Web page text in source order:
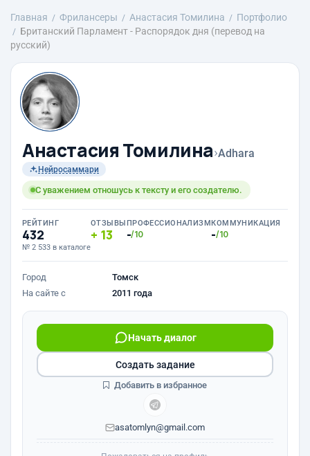
Главная Фрилансеры Анастасия Томилина
Портфолио
Британский Парламент - Распорядок дня (перевод на
русский)
Анастасия Томилина›Adhara
Нейросаммари
С уважением отношусь к тексту и его создателю.
РЕЙТИНГ
432
№ 2 533 в каталоге
ОТЗЫВЫ
13
ПРОФЕССИОНАЛИЗМ
-/10
КОММУНИКАЦИЯ
-/10
Город
Томск
На сайте с
2011 года
Начать диалог
asatomlyn@gmail.com
Создать задание
Добавить в избранное